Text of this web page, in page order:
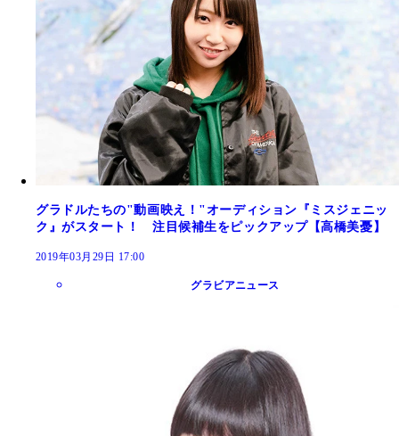
グラドルたちの"動画映え！"オーディション『ミスジェニッ
ク』がスタート！ 注目候補生をピックアップ【高橋美憂】
2019年03月29日 17:00
グラビアニュース